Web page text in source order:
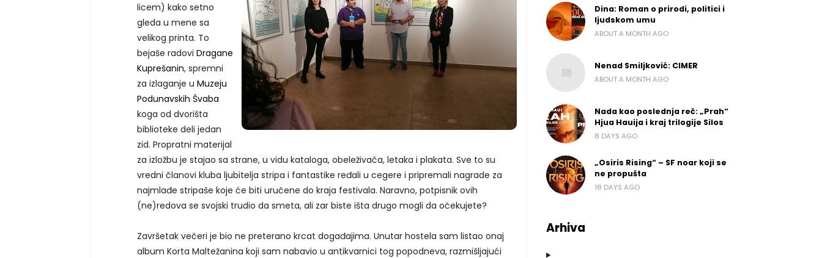
licem) kako setno
gleda u mene sa
velikog printa. To
bejaše radovi Dragane
Kuprešanin, spremni
za izlaganje u Muzeju
Podunavskih Švaba
koga od dvorišta
biblioteke deli jedan
zid. Propratni materijal
za izložbu je stajao sa strane, u vidu kataloga, obeleživača, letaka i plakata. Sve to su
vredni članovi kluba ljubitelja stripa i fantastike ređali u cegere i pripremali nagrade za
najmlađe stripaše koje će biti uručene do kraja festivala. Naravno, potpisnik ovih
(ne)redova se svojski trudio da smeta, ali zar biste išta drugo mogli da očekujete?
Završetak večeri je bio ne preterano krcat događajima. Unutar hostela sam listao onaj
album Korta Maltežanina koji sam nabavio u antikvarnici tog popodneva, razmišljajući
Dina: Roman o prirodi, politici i
ljudskom umu
ABOUT A MONTH AGO
Nenad Smiljković: CIMER
ABOUT A MONTH AGO
Nada kao poslednja reč: „Prah“
Hjua Hauija i kraj trilogije Silos
8 DAYS AGO
„Osiris Rising“ – SF noar koji se
ne propušta
18 DAYS AGO
Arhiva